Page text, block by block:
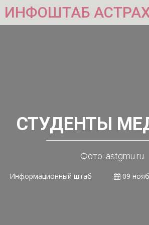
ИНФОШТАБ
СТУДЕНТЫ
Фото: astgmu.ru
Информационный штаб 09